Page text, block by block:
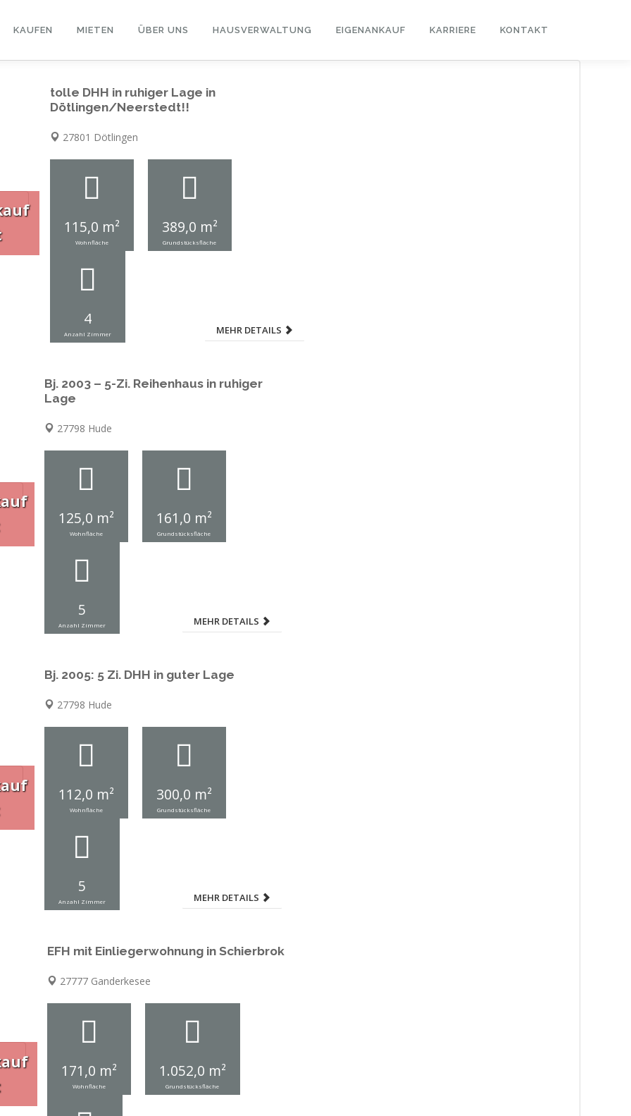
KAUFEN MIETEN ÜBER UNS HAUSVERWALTUNG EIGENANKAUF KARRIERE KONTAKT
tolle DHH in ruhiger Lage in
Dötlingen/Neerstedt!!
27801 Dötlingen
115,0 m²
Wohnfläche
389,0 m²
Grundstücksfläche
4
Anzahl Zimmer MEHR DETAILS
Bj. 2003 – 5-Zi. Reihenhaus in ruhiger
Lage
27798 Hude
125,0 m²
Wohnfläche
161,0 m²
Grundstücksfläche
5
Anzahl Zimmer MEHR DETAILS
Bj. 2005: 5 Zi. DHH in guter Lage
27798 Hude
112,0 m²
Wohnfläche
300,0 m²
Grundstücksfläche
5
Anzahl Zimmer MEHR DETAILS
EFH mit Einliegerwohnung in Schierbrok
27777 Ganderkesee
171,0 m²
Wohnfläche
1.052,0 m²
Grundstücksfläche